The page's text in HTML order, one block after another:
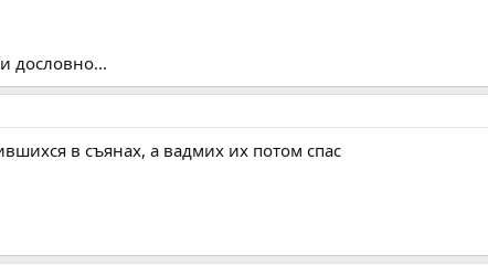
дословно...
в съянах, а вадмих их потом спас